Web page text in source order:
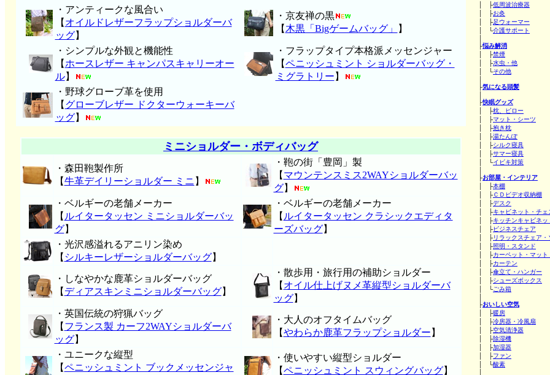
│ ├低周波治療器
│ ├お灸
│ ├足ウォーマー
│ └介護サポート
├悩み解消
│ ├禁煙
│ ├水虫・他
│ └その他
├気になる頭髪
├快眠グッズ
│ ├枕、ピロー
│ ├マット・シーツ
│ ├抱き枕
│ ├湯たんぽ
│ ├シルク寝具
│ ├サマー寝具
│ └イビキ対策
├お部屋・インテリア
│ ├本棚
│ ├ＣＤビデオ収納棚
│ ├デスク
│ ├キャビネット・チェ
│ ├キッチンキャビネッ
│ ├ビジネスチェア
│ ├リラックスチェア・
│ ├照明・スタンド
│ ├カーペット・マット
│ ├カーテン
│ ├傘立て・ハンガー
│ ├シューズボックス
│ └ごみ箱
├おいしい空気
│ ├暖房
│ ├冷房器・冷風扇
│ ├空気清浄器
│ ├除湿機
│ ├加湿器
│ ├ファン
│ └酸素
・アンティークな風合い
【 オイルドレザーフラップショルダーバ
ッグ】
・京友禅の黒
【 木黒「Bigゲームバッグ」 】
・シンプルな外観と機能性
【 ホースレザー キャンパスキャリーオー
ル】
・フラップタイプ本格派メッセンジャー
【ペニッシュミント ショルダーバッグ・
ミグラトリー 】
・野球グローブ革を使用
【 グローブレザー ドクターウォーキーバ
ッグ】
ミニショルダー・ボディバッグ
・森田鞄製作所
【牛革デイリーショルダー ミニ 】
・鞄の街「豊岡」製
【 マウンテンスミス2WAYショルダーバッ
グ】
・ベルギーの老舗メーカー
【 ルイタータッセン ミニショルダーバッ
グ】
・ベルギーの老舗メーカー
【 ルイタータッセン クラシックエディタ
ーズバッグ】
・光沢感溢れるアニリン染め
【 シルキーレザーショルダーバッグ】
・しなやかな鹿革ショルダーバッグ
【 ディアスキンミニショルダーバッグ】
・散歩用・旅行用の補助ショルダー
【 オイル仕上げヌメ革縦型ショルダーバ
ッグ】
・英国伝統の狩猟バッグ
【 フランス製 カーフ2WAYショルダーバ
ッグ】
・大人のオフタイムバッグ
【やわらか鹿革フラップショルダー 】
・ユニークな縦型
【ペニッシュミント ブックメッセンジャ
・使いやすい縦型ショルダー
【ペニッシュミント スウィングバッグ】